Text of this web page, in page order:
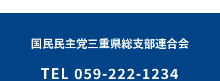
国民民主党三重県総支部連合会
TEL 059-222-1234